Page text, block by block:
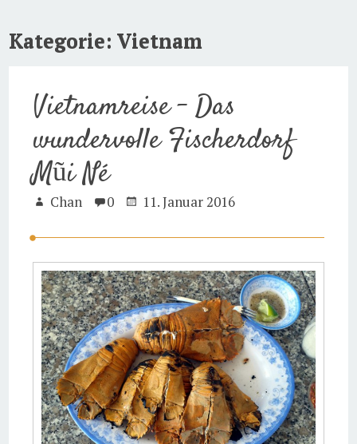
Kategorie:Vietnam
Vietnamreise – Das
wundervolle Fischerdorf
Mũi Né
Chan 0 11. Januar 2016